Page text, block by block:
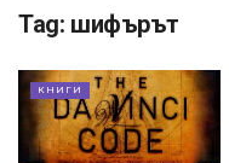
Tag: шифърът
КНИГИ